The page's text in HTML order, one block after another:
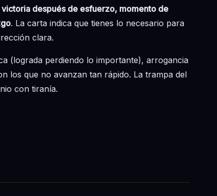
después de esfuerzo, momento de
. La carta indica que tienes lo necesario para
clara.
(lograda perdiendo lo importante), arrogancia
los que no avanzan tan rápido. La trampa del
con tiranía.